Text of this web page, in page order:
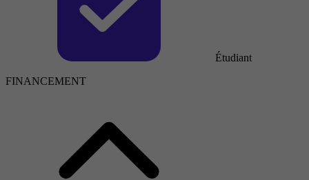
Étudiant
FINANCEMENT